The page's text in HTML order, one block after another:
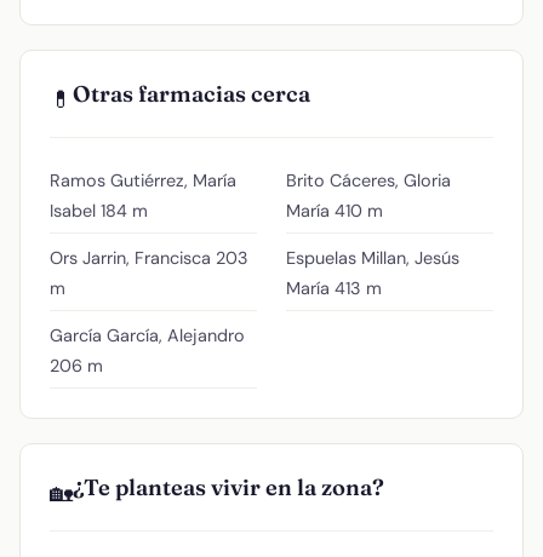
💊 Otras farmacias cerca
Ramos Gutiérrez, María
Isabel 184 m
Ors Jarrin, Francisca 203
m
García García, Alejandro
206 m
Brito Cáceres, Gloria
María 410 m
Espuelas Millan, Jesús
María 413 m
🏡¿Te planteas vivir en la zona?